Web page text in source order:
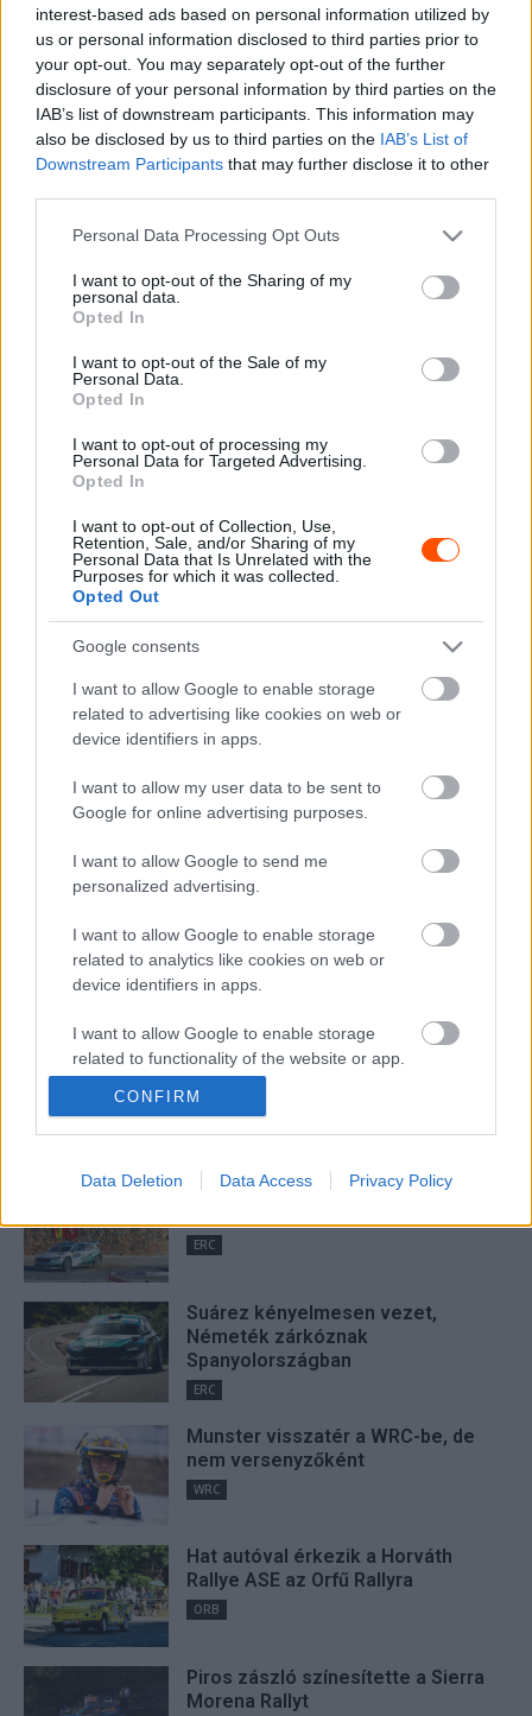
interest-based ads based on personal information utilized by
us or personal information disclosed to third parties prior to
your opt-out. You may separately opt-out of the further
disclosure of your personal information by third parties on the
IAB’s list of downstream participants. This information may
also be disclosed by us to third parties on the IAB’s List of
Downstream Participants that may further disclose it to other
Please note that this website/app uses one or more Google
not limited to your visit or usage behaviour. You may click to
grant or deny consent to Google and its third-party tags to
use your data for below specified purposes in below Google
consent section.
Personal Data Processing Opt Outs
I want to opt-out of the Sharing of my
personal data.
Opted In
I want to opt-out of the Sale of my
Personal Data.
Opted In
I want to opt-out of processing my
Personal Data for Targeted Advertising.
Opted In
I want to opt-out of Collection, Use,
Retention, Sale, and/or Sharing of my
Personal Data that Is Unrelated with the
Purposes for which it was collected.
Opted Out
Google consents
I want to allow Google to enable storage
related to advertising like cookies on web or
device identifiers in apps.
I want to allow my user data to be sent to
Google for online advertising purposes.
I want to allow Google to send me
personalized advertising.
I want to allow Google to enable storage
related to analytics like cookies on web or
device identifiers in apps.
I want to allow Google to enable storage
related to functionality of the website or app.
I want to allow Google to enable storage
related to personalization.
I want to allow Google to enable storage
functionality and fraud prevention, and other
user protection.
CONFIRM
Data Deletion Data Access Privacy Policy
végére pedig olyan mértékben romlottak a számok,
hogy az FIA elnöke igencsak meredek javaslattal állt
elő, amely megvalósulás esetén fenekestül forgatta
volna fel a száguldó cirkuszt. Hogy mit javasolt Max
Moslye, arról alábbi cikkünkben írtunk bővebben:
2002 Ferrari FIA
Majer Dániel
FRISS
Suárez nyerte meg az ERC-
ERC
Suárez kényelmesen vezet,
Németék zárkóznak
Spanyolországban
ERC
Munster visszatér a WRC-be, de
nem versenyzőként
WRC
Hat autóval érkezik a Horváth
Rallye ASE az Orfű Rallyra
ORB
Piros zászló színesítette a Sierra
Morena Rallyt